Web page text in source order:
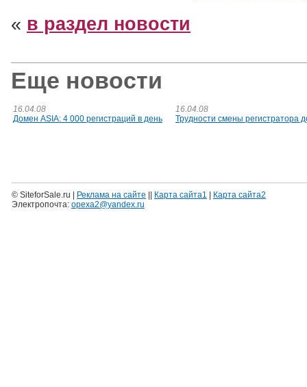
« в раздел новости
Еще новости
16.04.08
Домен ASIA: 4 000 регистраций в день
16.04.08
Трудности смены регистратора
© SiteforSale.ru | Реклама на сайте Карта сайта1
Карта сайта2
Электропочта: opexa2@yandex.ru